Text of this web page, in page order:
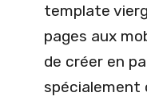
template
pages aux
de créer en
spécialement